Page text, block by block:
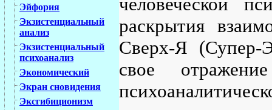
Эйфория
Экзистенциальный
анализ
Экзистенциальный
психоанализ
Экономический
Экран сновидения
Эксгибиционизм
раскрытия
Сверх-Я (Супер-
свое